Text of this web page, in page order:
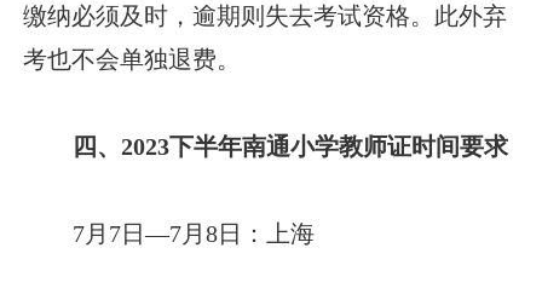
缴纳必须及时，逾期则失去考试资格。此外弃
考也不会单独退费。
四、2023下半年南通小学教师证时间要求
7月7日—7月8日：上海